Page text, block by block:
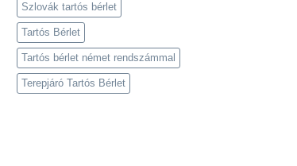
Szlovák tartós bérlet
Tartós Bérlet
Tartós bérlet német rendszámmal
Terepjáró Tartós Bérlet